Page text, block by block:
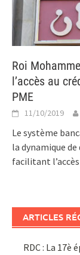
Roi
l’accès au
PME
11/10/2019
Le système
la dynamique
facilitant
ARTICLES
RDC : La 17è